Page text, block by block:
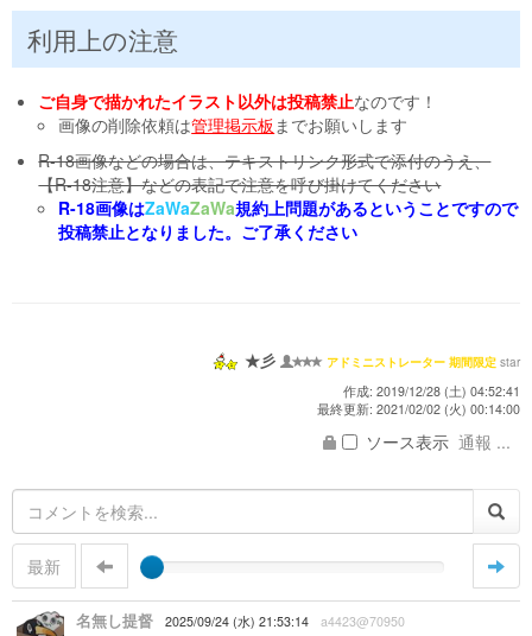
利用上の注意
ご自身で描かれたイラスト以外は投稿禁止なのです！
画像の削除依頼は管理掲示板 までお願いします
R-18画像などの場合は、テキストリンク形式で添付のうえ、
【R-18注意】などの表記で注意を呼び掛けてください
R-18画像はZaWaZaWa規約上問題があるということですので
投稿禁止となりました。ご了承ください
★彡 アドミニストレーター 期間限定 star
作成: 2019/12/28 (土) 04:52:41
最終更新: 2021/02/02 (火) 00:14:00
ソース表示 通報 ...
最新
名無し提督 2025/09/24 (水) 21:53:14 a4423@70950